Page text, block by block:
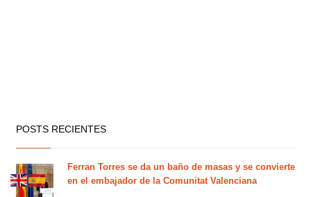
POSTS RECIENTES
Ferran Torres se da un baño de masas y se convierte
en el embajador de la Comunitat Valenciana